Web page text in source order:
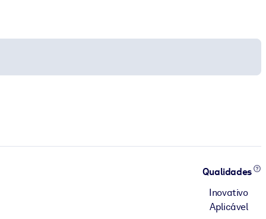
Qualidades
Inovativo
Aplicável